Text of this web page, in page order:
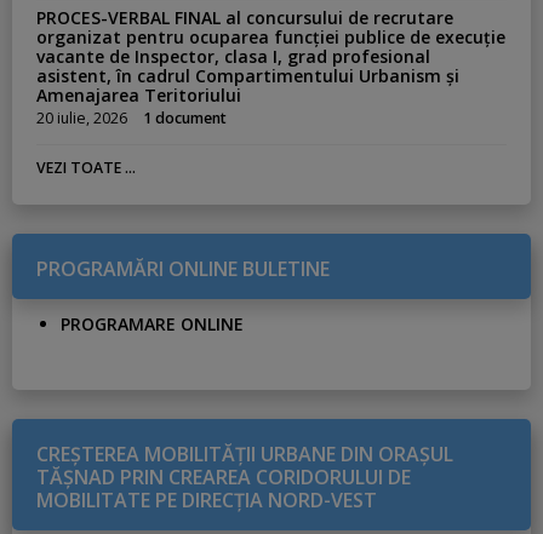
PROCES-VERBAL FINAL al concursului de recrutare
organizat pentru ocuparea funcției publice de execuție
vacante de Inspector, clasa I, grad profesional
asistent, în cadrul Compartimentului Urbanism și
Amenajarea Teritoriului
20 iulie, 2026 1 document
VEZI TOATE ...
PROGRAMĂRI ONLINE BULETINE
PROGRAMARE ONLINE
CREŞTEREA MOBILITĂŢII URBANE DIN ORAŞUL
TĂŞNAD PRIN CREAREA CORIDORULUI DE
MOBILITATE PE DIRECŢIA NORD-VEST